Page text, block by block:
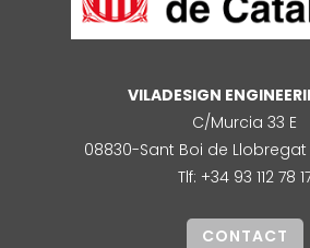
VILADESIGN
C/Murcia 33 E
08830-Sant Boi de
Tlf: +34 93 112 78
CONTACT